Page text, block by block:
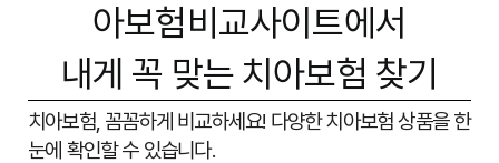
아보험비교사이트에서
내게 꼭 맞는 치아보험 찾기
치아보험, 꼼꼼하게 비교하세요! 다양한 치아보험 상품을 한
눈에 확인할 수 있습니다.